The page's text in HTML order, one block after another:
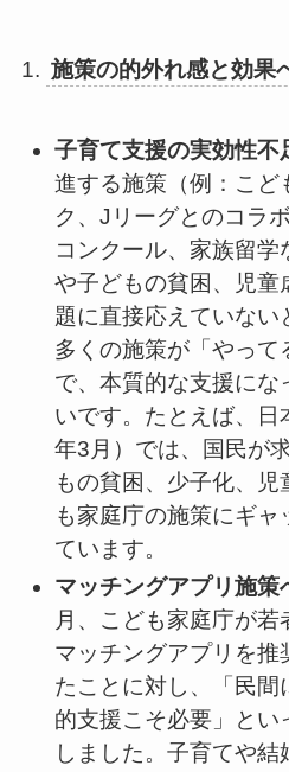
1. 施策の的外れ感と効果
子育て支援の実効性不
進する施策（例：こど
ク、Jリーグとのコラ
コンクール、家族留
や子どもの貧困、児童
題に直接応えていない
多くの施策が「やって
で、本質的な支援にな
いです。たとえば、
年3月）では、国民が
もの貧困、少子化、
も家庭庁の施策にギ
ています。
マッチングアプリ施策
月、こども家庭庁が
マッチングアプリを推
たことに対し、「民
的支援こそ必要」とい
しました。子育てや